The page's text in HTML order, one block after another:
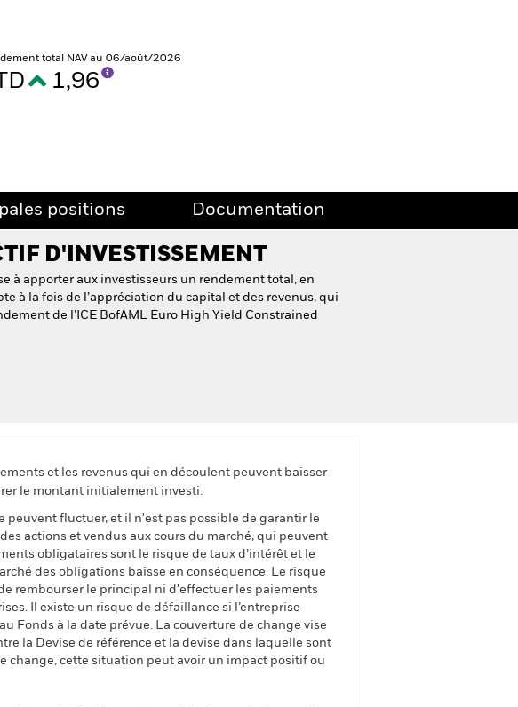
total NAV au 06/août/2026
1,96
positions Documentation
D'INVESTISSEMENT
à apporter aux investisseurs un rendement total, en
à la fois de l’appréciation du capital et des revenus, qui
de l’ICE BofAML Euro High Yield Constrained
et les revenus qui en découlent peuvent baisser
le montant initialement investi.
peuvent fluctuer, et il n'est pas possible de garantir le
actions et vendus aux cours du marché, qui peuvent
obligataires sont le risque de taux d’intérêt et le
des obligations baisse en conséquence. Le risque
rembourser le principal ni d'effectuer les paiements
Il existe un risque de défaillance si l’entreprise
Fonds à la date prévue. La couverture de change vise
la Devise de référence et la devise dans laquelle sont
change, cette situation peut avoir un impact positif ou